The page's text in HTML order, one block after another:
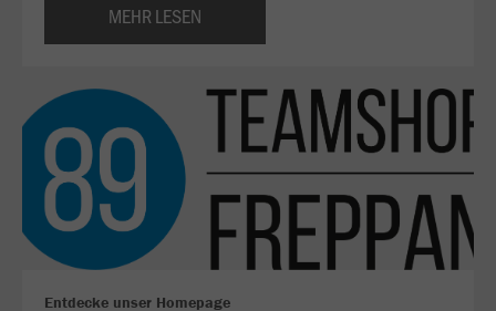
MEHR LESEN
Entdecke unser Homepage